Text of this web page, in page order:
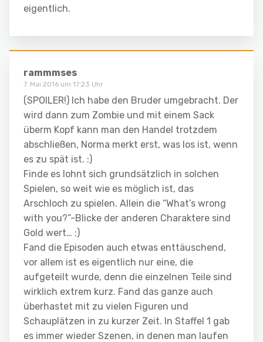
eigentlich.
rammmses
7. Mai 2016 um 17:23 Uhr
(SPOILER!) Ich habe den Bruder umgebracht. Der
wird dann zum Zombie und mit einem Sack
überm Kopf kann man den Handel trotzdem
abschließen, Norma merkt erst, was los ist, wenn
es zu spät ist. :)
Finde es lohnt sich grundsätzlich in solchen
Spielen, so weit wie es möglich ist, das
Arschloch zu spielen. Allein die “What’s wrong
with you?”-Blicke der anderen Charaktere sind
Gold wert… ;)
Fand die Episoden auch etwas enttäuschend,
vor allem ist es eigentlich nur eine, die
aufgeteilt wurde, denn die einzelnen Teile sind
wirklich extrem kurz. Fand das ganze auch
überhastet mit zu vielen Figuren und
Schauplätzen in zu kurzer Zeit. In Staffel 1 gab
es immer wieder Szenen, in denen man laufen